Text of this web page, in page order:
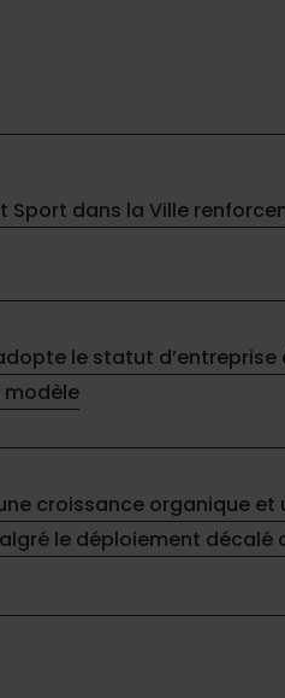
Sport dans la Ville
le statut
croissance organique
le déploiement décalé